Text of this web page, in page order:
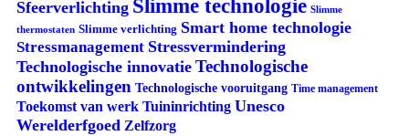
Sfeerverlichting Slimme technologie Slimme
thermostaten Slimme verlichting Smart home technologie
Stressmanagement Stressvermindering
Technologische innovatie Technologische
ontwikkelingen Technologische vooruitgang Time management
Toekomst van werk Tuininrichting Unesco
Werelderfgoed Zelfzorg